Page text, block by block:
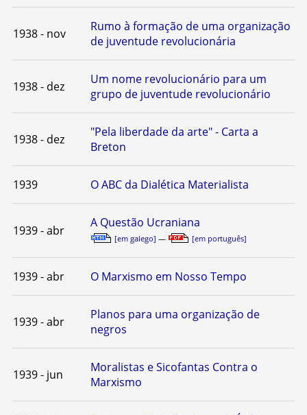
1938 - nov
Rumo à formação de uma organização
de juventude revolucionária
1938 - dez
Um nome revolucionário para um
grupo de juventude revolucionário
1938 - dez
"Pela liberdade da arte" - Carta a
Breton
1939 O ABC da Dialética Materialista
1939 - abr
A Questão Ucraniana
[em galego] — [em português]
1939 - abr O Marxismo em Nosso Tempo
1939 - abr
Planos para uma organização de
negros
1939 - jun
Moralistas e Sicofantas Contra o
Marxismo